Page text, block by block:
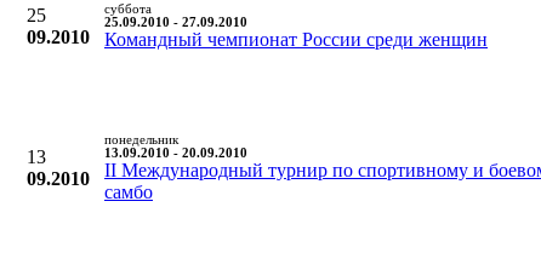
25
09.2010
суббота
25.09.2010 - 27.09.2010
Командный чемпионат России среди женщин
13
09.2010
понедельник
13.09.2010 - 20.09.2010
II Международный турнир по спортивному и
самбо